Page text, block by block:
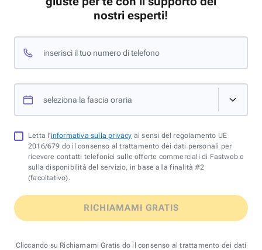
nostri esperti!
inserisci il tuo numero di telefono
seleziona la fascia oraria
Letta l'informativa sulla privacy ai sensi del regolamento UE
2016/679 do il consenso al trattamento dei dati personali per
ricevere contatti telefonici sulle offerte commerciali di Fastweb e
sulla disponibilità del servizio, in base alla finalità #2
(facoltativo).
RICHIAMAMI GRATIS
Cliccando su Richiamami Gratis do il consenso al trattamento dei dati